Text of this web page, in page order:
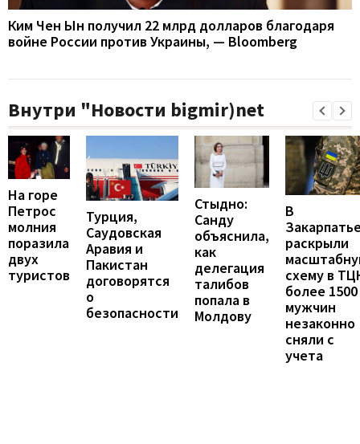
Ким Чен Ын получил 22 млрд долларов благодаря
войне России против Украины, — Bloomberg
Внутри "Новости bigmir)net
На горе
Петрос
молния
поразила
двух
туристов
Турция,
Саудовская
Аравия и
Пакистан
договорятся
о
безопасности
Стыдно:
Санду
объяснила,
как
делегация
талибов
попала в
Молдову
В
раскрыли
схему в
более 1500
мужчин
незаконно
сняли с
учета